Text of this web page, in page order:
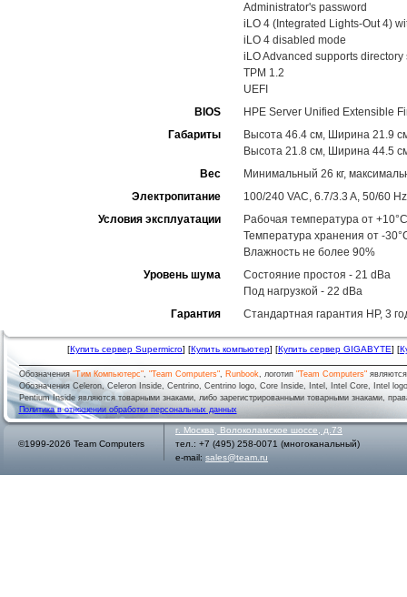
Administrator's password
iLO 4 (Integrated Lights-Out 4)
iLO 4 disabled mode
iLO Advanced supports
TPM 1.2
UEFI
BIOS
HPE Server Unified Extensible
Габариты
Высота 46.4 см, Ширина 21.9
Высота 21.8 см, Ширина 44.5
Вес
Минимальный 26 кг,
Электропитание
100/240 VAC, 6.7/3.3 A, 50/60 Hz
Условия эксплуатации
Рабочая температура от
Температура хранения от -
Влажность не более 90%
Уровень шума
Состояние простоя - 21 dBa
Под нагрузкой - 22 dBa
Гарантия
Стандартная гарантия HP, 3
[Купить сервер Supermicro] [Купить компьютер] [Купить сервер GIGABYTE] [
Обозначения"Тим Компьютерс", "Team Computers", Runbook, логотип "Team Computers"
Обозначения Celeron, Celeron Inside, Centrino, Centrino logo, Core Inside, Intel, Intel Core, Intel
Pentium Inside являются товарными знаками, либо зарегистрированными товарными знаками,
Политика в отношении обработки персональных данных
©1999-2026 Team Computers
г. Москва
Волоколамское шоссе, д.73
тел.: +7 (495) 258-0071 (многоканальный)
e-mail: sales@team.ru